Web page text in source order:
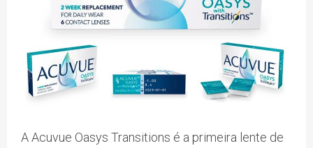
A Acuvue Oasys Transitions é a primeira lente de